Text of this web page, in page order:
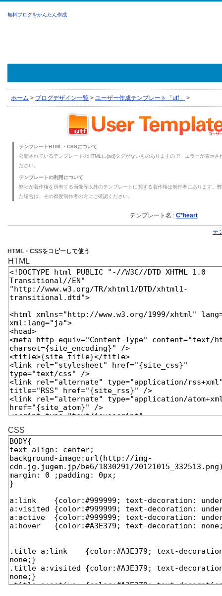
無料ブログをかんたん作成
ホーム > ブログデザイン一覧 > ユーザー作成テンプレート「utf」 >
テンプレートHTML・CSSについて
公開されているテンプレートのHTMLに{ad}タグがないものありますので、エラーが表示
ださい。
テンプレートの利用について
弊社が著作権を所有する画像等以外のテンプレートに関する著作権は制作者にあります。
た場合は、その都度制作者の方にご確認ください。
テンプレート名 : C*heart
テ
HTML・CSSをコピーして使う
HTML
CSS